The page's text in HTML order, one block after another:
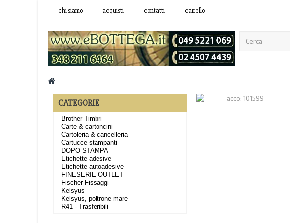
chi siamo acquisti contatti carrello
CATEGORIE
Brother Timbri
Carte & cartoncini
Cartoleria & cancelleria
Cartucce stampanti
DOPO STAMPA
Etichette adesive
Etichette autoadesive
FINESERIE OUTLET
Fischer Fissaggi
Kelsyus
Kelsyus, poltrone mare
R41 - Trasferibili